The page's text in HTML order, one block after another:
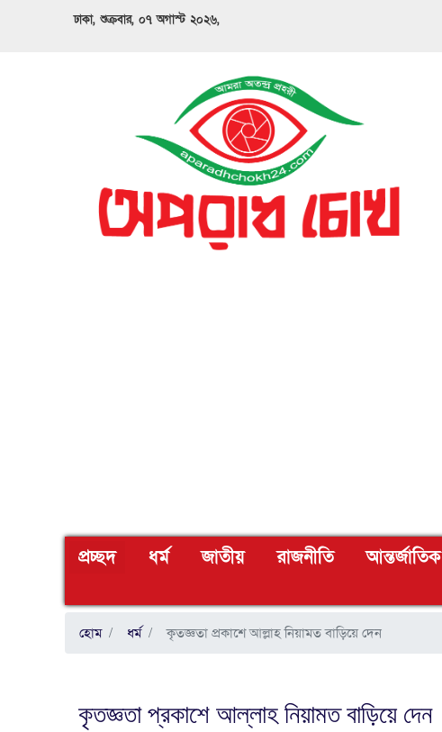
ঢাকা, শুক্রবার, ০৭ অগাস্ট ২০২৬,
প্রচ্ছদ(CURRENT)
ধর্ম জাতীয় রাজনীতি আন্তর্জাতিক
হোম ধর্ম কৃতজ্ঞতা প্রকাশে আল্লাহ নিয়ামত বাড়িয়ে দেন
কৃতজ্ঞতা প্রকাশে আল্লাহ নিয়ামত বাড়িয়ে দেন